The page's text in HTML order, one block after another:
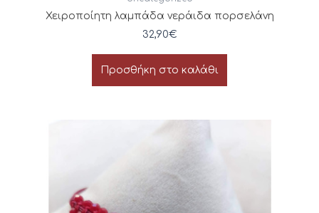
Χειροποίητη λαμπάδα νεράιδα πορσελάνη
32,90€
Προσθήκη στο καλάθι